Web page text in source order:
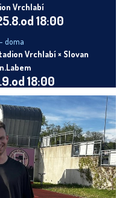
Vrchlabí
18:00
doma
Vrchlabí × Slovan
18:00